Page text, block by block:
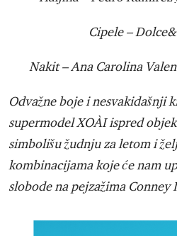
Cipele –
Nakit – Ana Carolina
Odvažne boje i nesvakidašnji
supermodel XOÀI ispred
simbolišu žudnju za letom i
kombinacijama koje će nam
slobode na pejzažima Conney